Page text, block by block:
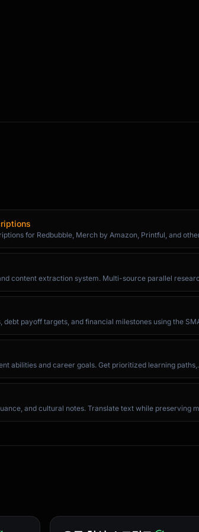
Please read our [Contributing
(`git checkout -b feature/amazing-
commit -m 'Add amazing feature'`)
push origin feature/amazing-feature`)
user/repo.git
for Redbubble, Merch by Amazon, Printful, and
content extraction system. Multi-source parallel
payoff targets, and financial milestones using the
abilities and career goals. Get prioritized learning
and cultural notes. Translate text while preserving